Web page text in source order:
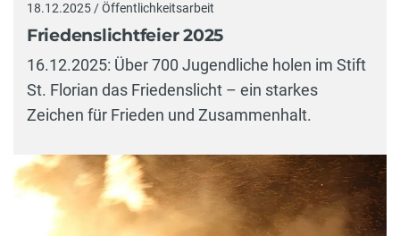
18.12.2025 / Öffentlichkeitsarbeit
Friedenslichtfeier 2025
16.12.2025: Über 700 Jugendliche holen im Stift
St. Florian das Friedenslicht – ein starkes
Zeichen für Frieden und Zusammenhalt.